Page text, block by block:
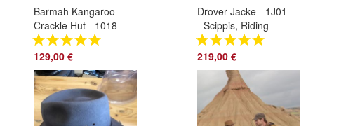
Barmah Kangaroo
Crackle Hut - 1018 -
Kangurü Leder
129,00 €
Drover Jacke - 1J01
- Scippis, Riding
jacket, Motorrad,
Hundesport
219,00 €